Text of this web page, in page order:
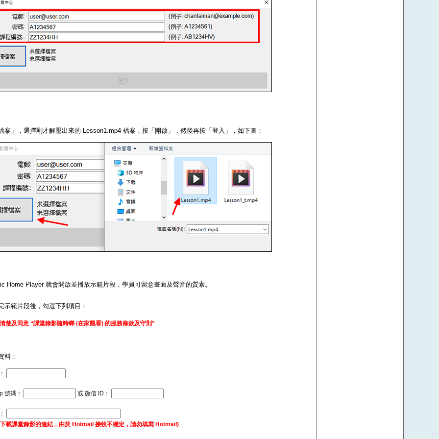
案」，選擇剛才解壓出來的 Lesson1.mp4 檔案，按「開啟」，然後再按「登入」，如下圖：
Home Player 就會開啟並播放示範片段，學員可留意畫面及聲音的質素。
示範片段後，勾選下列項目：
楚及同意 “課堂錄影隨時睇 (在家觀看) 的服務條款及守則”
料：
號碼： 或 微信 ID：
載課堂錄影的連結，由於 Hotmail 接收不穩定，請勿填寫 Hotmail)